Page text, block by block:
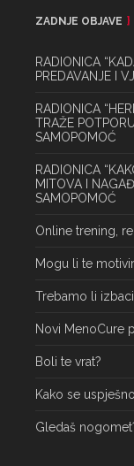
ZADNJE OBJAVE
RADIONICA
PREDAVANJE I
RADIONICA
TRAŽE
SAMOPOMOĆ
RADIONICA
MITOVA I
SAMOPOMOĆ
Online trening,
Mogu li te
Trebamo li
Novi MenoCure
Boli te vrat?
Kako se
Gledaš